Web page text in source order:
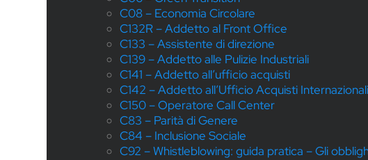
C08 – Economia Circolare
C132R – Addetto al Front Office
C133 – Assistente di direzione
C139 – Addetto alle Pulizie Industriali
C141 – Addetto all’ufficio acquisti
C142 – Addetto all’Ufficio Acquisti Internazionali
C150 – Operatore Call Center
C83 – Parità di Genere
C84 – Inclusione Sociale
C92 – Whistleblowing: guida pratica – Gli